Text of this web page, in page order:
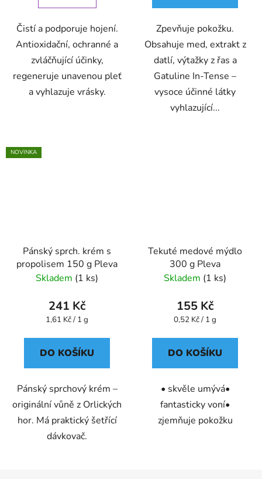
Čistí a podporuje hojení.
Antioxidační, ochranné a
zvláčňující účinky,
regeneruje unavenou pleť
a vyhlazuje vrásky.
Zpevňuje pokožku.
Obsahuje med, extrakt z
datlí, výtažky z řas a
Gatuline In-Tense –
vysoce účinné látky
vyhlazující...
NOVINKA
Pánský sprch. krém s
propolisem 150 g Pleva
Skladem (1 ks)
241 Kč
Měrná
1,61 Kč / 1 g
DO KOŠÍKU
Pánský sprchový krém –
originální vůně z Orlických
hor. Má praktický šetřící
dávkovač.
Tekuté medové mýdlo
300 g Pleva
Skladem (1 ks)
155 Kč
Měrná
0,52 Kč / 1 g
DO KOŠÍKU
• skvěle umývá•
fantasticky voní•
zjemňuje pokožku